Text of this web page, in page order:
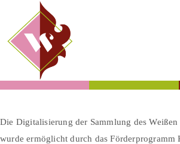
Die Digitalisierung der Sammlung des Weißen
wurde ermöglicht durch das Förderprogramm